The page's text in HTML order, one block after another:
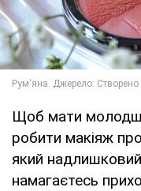
Щоб мати
робити макіяж
який
намагаєтесь